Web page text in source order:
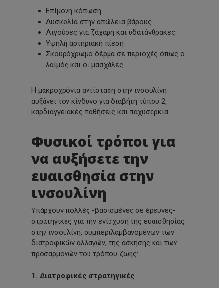
Επίμονη κόπωση
Δυσκολία στην απώλεια βάρους
Λιγούρες για ζάχαρη και υδατάνθρακες
Υψηλή αρτηριακή πίεση
Σκουρόχρωμο δέρμα σε περιοχές όπως ο
λαιμός και οι μασχάλες
Η μακροχρόνια αντίσταση στην ινσουλίνη
αυξάνει τον κίνδυνο για διαβήτη τύπου 2,
καρδιαγγειακές παθήσεις και παχυσαρκία.
Φυσικοί τρόποι για
να αυξήσετε την
ευαισθησία στην
ινσουλίνη
Υπάρχουν πολλές -βασισμένες σε έρευνες-
στρατηγικές για την ενίσχυση της ευαισθησίας
στην ινσουλίνη, συμπεριλαμβανομένων των
διατροφικών αλλαγών, της άσκησης και των
προσαρμογών του τρόπου ζωής:
1. Διατροφικές στρατηγικές